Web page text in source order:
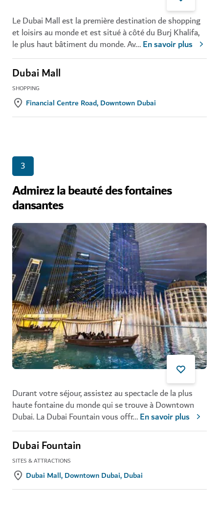
Le Dubai Mall est la première destination de shopping
et loisirs au monde et est situé à côté du Burj Khalifa,
le plus haut bâtiment du monde. Av...En savoir plus
Dubai Mall
SHOPPING
Financial Centre Road, Downtown Dubai
3
Admirez la beauté des fontaines
dansantes
Durant votre séjour, assistez au spectacle de la plus
haute fontaine du monde qui se trouve à Downtown
Dubai. La Dubai Fountain vous offr...En savoir plus
Dubai Fountain
SITES & ATTRACTIONS
Dubai Mall, Downtown Dubai, Dubai